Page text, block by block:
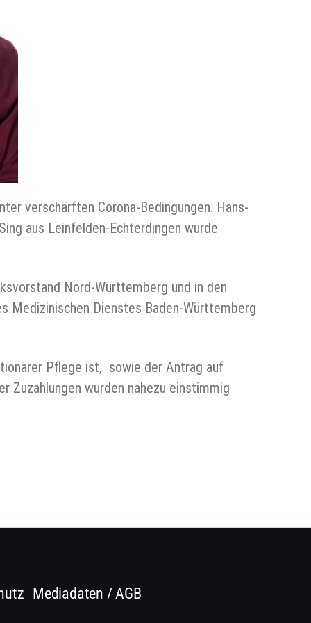
verschärften Corona-Bedingungen. Hans-
aus Leinfelden-Echterdingen wurde
Nord-Württemberg und in den
Medizinischen Dienstes Baden-Württemberg
Pflege ist, sowie der Antrag auf
Zuzahlungen wurden nahezu einstimmig
Mediadaten / AGB